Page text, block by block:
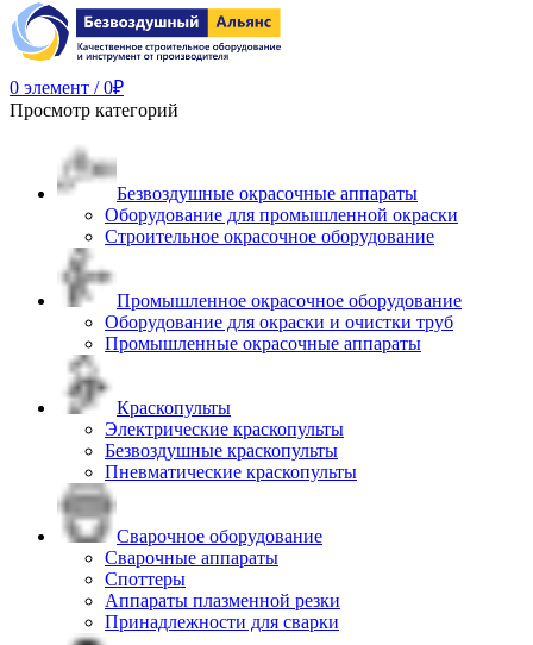
0 элемент / 0₽
Просмотр категорий
Безвоздушные окрасочные аппараты
Оборудование для промышленной окраски
Строительное окрасочное оборудование
Промышленное окрасочное оборудование
Оборудование для окраски и очистки труб
Промышленные окрасочные аппараты
Краскопульты
Электрические краскопульты
Безвоздушные краскопульты
Пневматические краскопульты
Сварочное оборудование
Сварочные аппараты
Споттеры
Аппараты плазменной резки
Принадлежности для сварки